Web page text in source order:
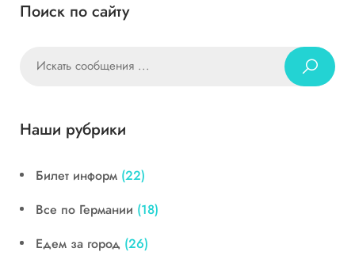
Поиск по сайту
Наши рубрики
Билет информ (22)
Все по Германии (18)
Едем за город (26)